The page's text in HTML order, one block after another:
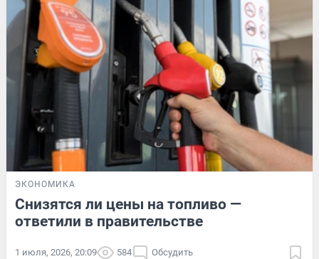
ЭКОНОМИКА
Снизятся ли цены на топливо —
ответили в правительстве
1 июля, 2026, 20:09 584 Обсудить